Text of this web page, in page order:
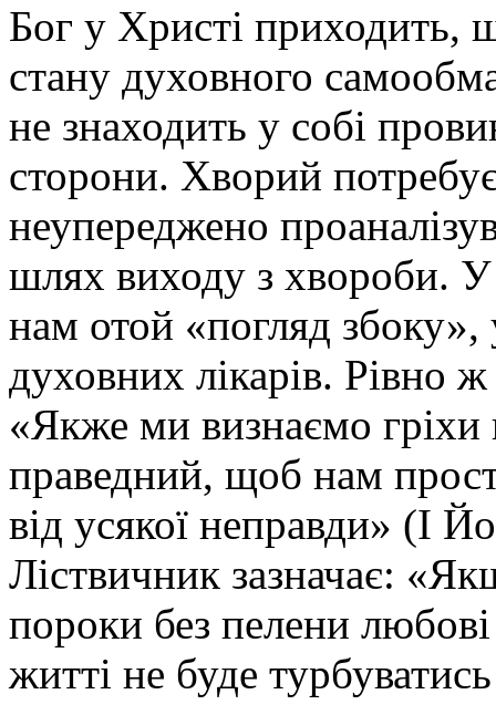
Бог у Христі приходить,
стану духовного
не знаходить у собі
сторони. Хворий
неупереджено
шлях виходу з хвороби. У
нам отой «погляд збоку»,
духовних лікарів. Рівно
«Якже ми визнаємо гріхи
праведний, щоб нам
від усякої неправди» (І
Ліствичник зазначає:
пороки без пелени
житті не буде